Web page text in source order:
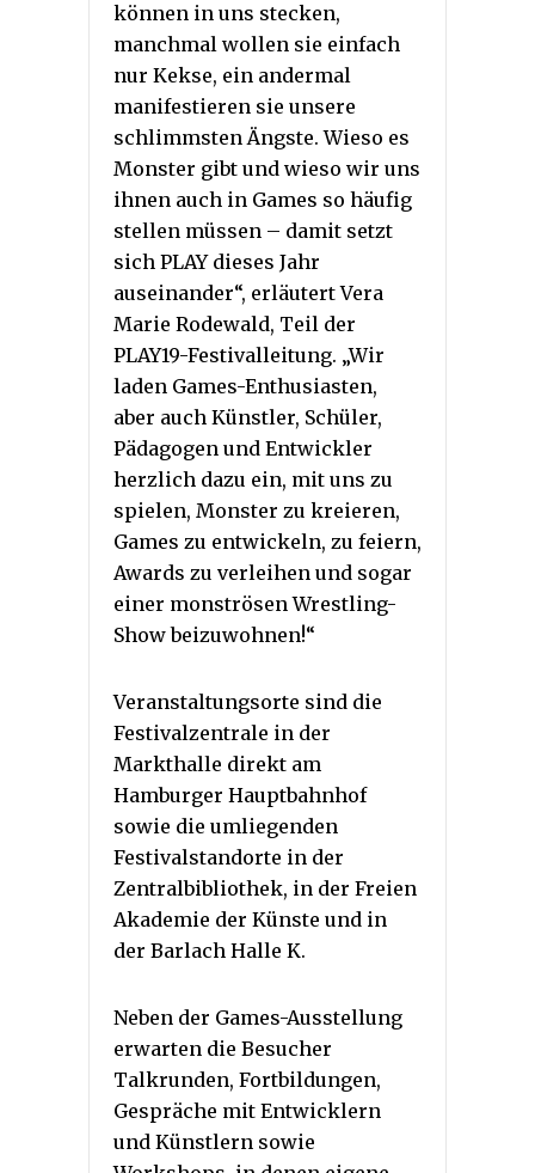
können in uns stecken,
manchmal wollen sie einfach
nur Kekse, ein andermal
manifestieren sie unsere
schlimmsten Ängste. Wieso es
Monster gibt und wieso wir uns
ihnen auch in Games so häufig
stellen müssen – damit setzt
sich PLAY dieses Jahr
auseinander“, erläutert Vera
Marie Rodewald, Teil der
PLAY19-Festivalleitung. „Wir
laden Games-Enthusiasten,
aber auch Künstler, Schüler,
Pädagogen und Entwickler
herzlich dazu ein, mit uns zu
spielen, Monster zu kreieren,
Games zu entwickeln, zu feiern,
Awards zu verleihen und sogar
einer monströsen Wrestling-
Show beizuwohnen!“
Veranstaltungsorte sind die
Festivalzentrale in der
Markthalle direkt am
Hamburger Hauptbahnhof
sowie die umliegenden
Festivalstandorte in der
Zentralbibliothek, in der Freien
Akademie der Künste und in
der Barlach Halle K.
Neben der Games-Ausstellung
erwarten die Besucher
Talkrunden, Fortbildungen,
Gespräche mit Entwicklern
und Künstlern sowie